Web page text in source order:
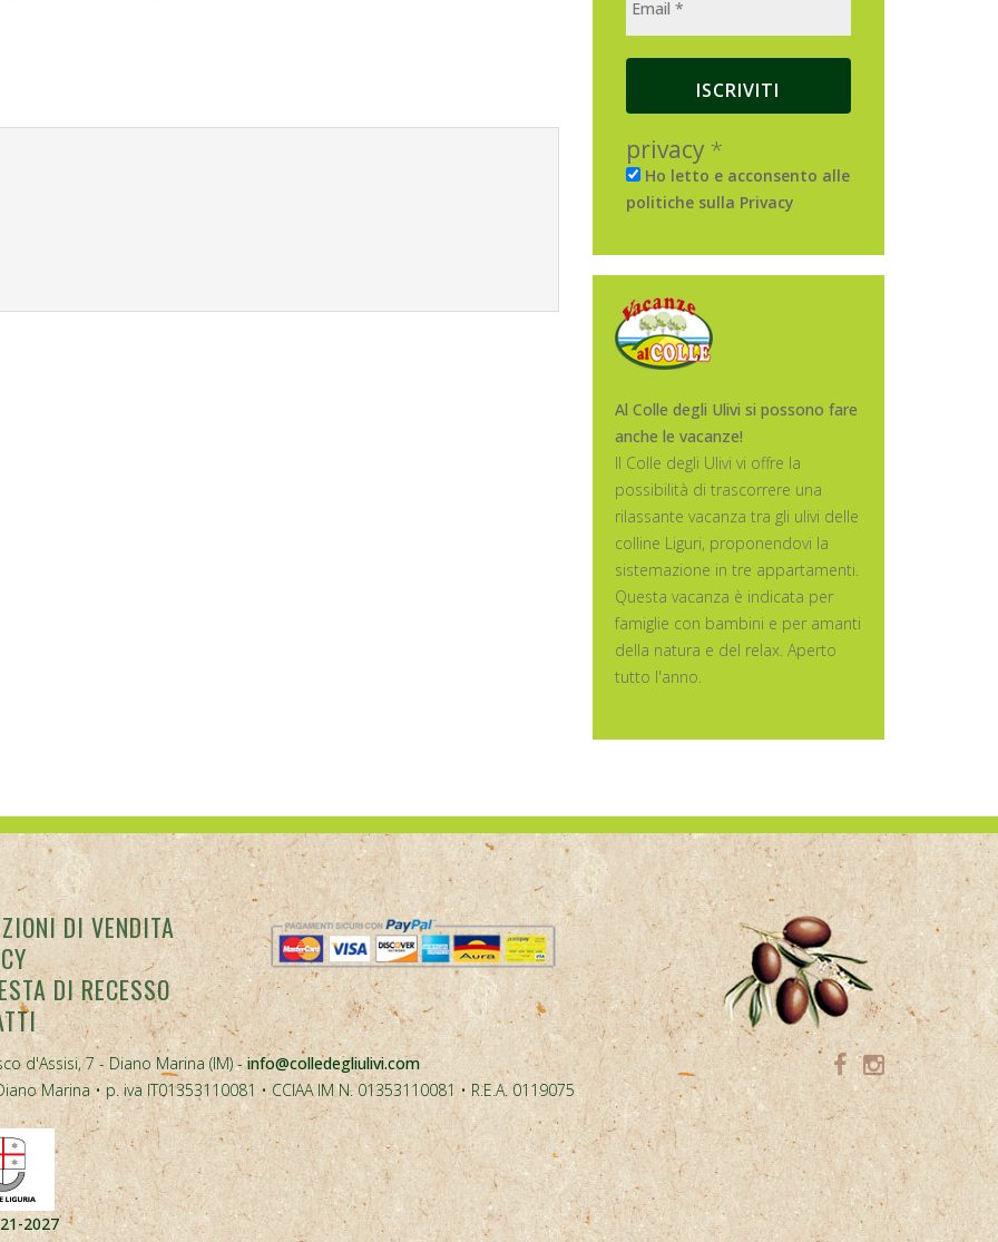
privacy *
Ho letto e acconsento alle
politiche sulla Privacy
Al Colle degli Ulivi si possono fare
anche le vacanze!
Il Colle degli Ulivi vi offre la
possibilità di trascorrere una
rilassante vacanza tra gli ulivi delle
colline Liguri, proponendovi la
sistemazione in tre appartamenti.
Questa vacanza è indicata per
famiglie con bambini e per amanti
della natura e del relax. Aperto
tutto l'anno.
DI VENDITA
DI RECESSO
d'Assisi, 7 - Diano Marina (IM) -info@colledegliulivi.com
Marina • p. iva IT01353110081 • CCIAA IM N. 01353110081 • R.E.A. 0119075
2027